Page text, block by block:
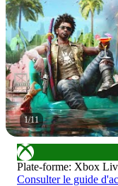
1/11
Plate-forme: Xbox
Consulter le guide